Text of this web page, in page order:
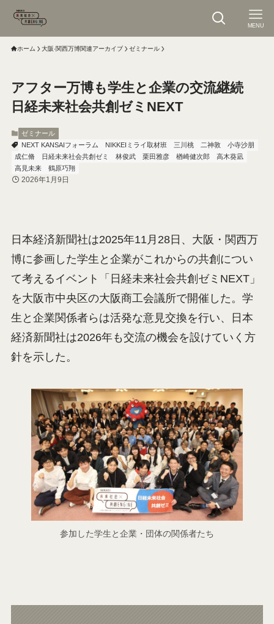
MENU
ホーム 大阪‧関⻄万博関連アーカイブ ゼミナール
アフター万博も学生と企業の交流継続
日経未来社会共創ゼミNEXT
ゼミナール
NEXT KANSAIフォーラム
NIKKEIミライ取材班 三川桃 二神敦
小寺沙朋
成仁脩
日経未来社会共創ゼミ 林俊武 栗田雅彦 楢崎健次郎
高木葵凪
高見未来
鶴原巧翔
2026年1月9日
日本経済新聞社は2025年11月28日、大阪・関西万
博に参画した学生と企業がこれからの共創につい
て考えるイベント「日経未来社会共創ゼミNEXT」
を大阪市中央区の大阪商工会議所で開催した。学
生と企業関係者らは活発な意見交換を行い、日本
経済新聞社は2026年も交流の機会を設けていく方
針を示した。
参加した学生と企業・団体の関係者たち